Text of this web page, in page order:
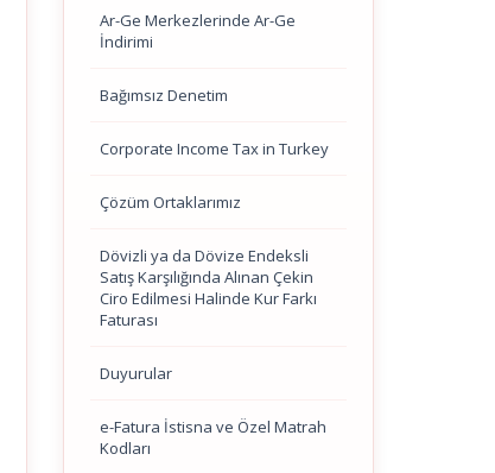
Ar-Ge Merkezlerinde Ar-Ge
İndirimi
Bağımsız Denetim
Corporate Income Tax in Turkey
Çözüm Ortaklarımız
Dövizli ya da Dövize Endeksli
Satış Karşılığında Alınan Çekin
Ciro Edilmesi Halinde Kur Farkı
Faturası
Duyurular
e-Fatura İstisna ve Özel Matrah
Kodları